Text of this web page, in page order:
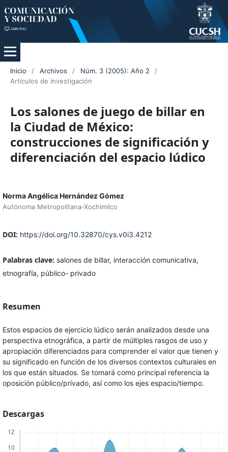
Inicio / Archivos / Núm. 3 (2005): Año 2
/
Artículos de investigación
Los salones de juego de billar en
la Ciudad de México:
construcciones de significación y
diferenciación del espacio lúdico
Norma Angélica Hernández Gómez
Autónoma Metropolitana-Xochimilco
DOI: https://doi.org/10.32870/cys.v0i3.4212
Palabras clave: salones de billar, interacción comunicativa,
etnografía, público- privado
Resumen
Estos espacios de ejercicio lúdico serán analizados desde una
perspectiva etnográfica, a partir de múltiples rasgos de uso y
apropiación diferenciados para comprender el valor que tienen y
su significado en función de los diversos contextos culturales en
los que están situados. Se tomará como principal referencia la
oposición público/privado, así como los ejes espacio/tiempo.
Descargas